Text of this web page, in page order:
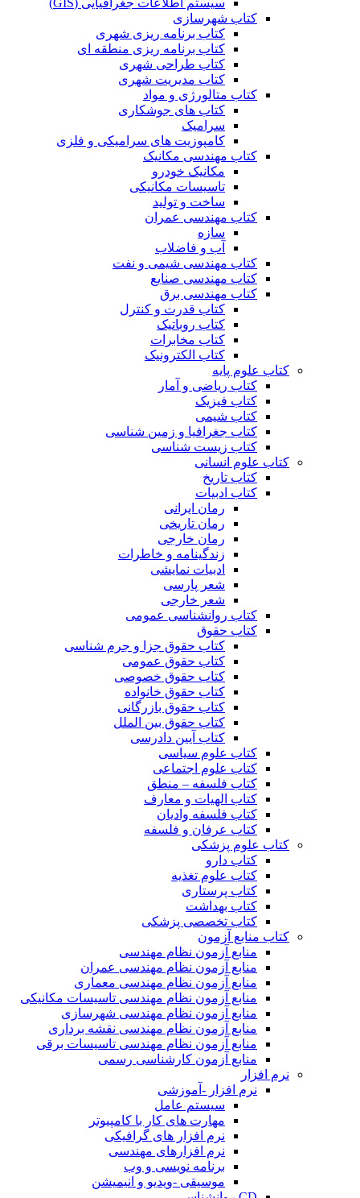
کتاب شهرسازی
کتاب برنامه ریزی شهری
کتاب برنامه ریزی منطقه ای
کتاب طراحی شهری
کتاب مدیریت شهری
کتاب متالورژی و مواد
کتاب های جوشکاری
سرامیک
کامپوزیت های سرامیکی و فلزی
کتاب مهندسی مکانیک
مکانیک خودرو
تاسیسات مکانیکی
ساخت و تولید
کتاب مهندسی عمران
سازه
آب و فاضلاب
کتاب مهندسی شیمی و نفت
کتاب مهندسی صنایع
کتاب مهندسی برق
کتاب قدرت و کنترل
کتاب روباتیک
کتاب مخابرات
کتاب الکترونیک
کتاب علوم پایه
کتاب ریاضی و آمار
کتاب فیزیک
کتاب شیمی
کتاب جغرافیا و زمین شناسی
کتاب زیست شناسی
کتاب علوم انسانی
کتاب تاریخ
کتاب ادبیات
رمان ایرانی
رمان تاریخی
رمان خارجی
زندگینامه و خاطرات
ادبیات نمایشی
شعر پارسی
شعر خارجی
کتاب روانشناسی عمومی
کتاب حقوق
کتاب حقوق جزا و جرم شناسی
کتاب حقوق عمومی
کتاب حقوق خصوصی
کتاب حقوق خانواده
کتاب حقوق بازرگانی
کتاب حقوق بین الملل
کتاب آیین دادرسی
کتاب علوم سیاسی
کتاب علوم اجتماعی
کتاب فلسفه – منطق
کتاب الهیات و معارف
کتاب فلسفه وادیان
کتاب عرفان و فلسفه
کتاب علوم پزشکی
کتاب دارو
کتاب علوم تغذیه
کتاب پرستاری
کتاب بهداشت
کتاب تخصصی پزشکی
کتاب منابع آزمون
منابع آزمون نظام مهندسی
منابع آزمون نظام مهندسی عمران
منابع آزمون نظام مهندسی معماری
منابع آزمون نظام مهندسی تاسیسات مکانیکی
منابع آزمون نظام مهندسی شهرسازی
منابع آزمون نظام مهندسی نقشه برداری
منابع آزمون نظام مهندسی تاسیسات برقی
منابع آزمون کارشناسی رسمی
نرم افزار
نرم افزار -آموزشی
سیستم عامل
مهارت های کار با کامپیوتر
نرم افزار های گرافیکی
نرم افزارهای مهندسی
برنامه نویسی و وب
موسیقی -ویدیو و انیمیشن